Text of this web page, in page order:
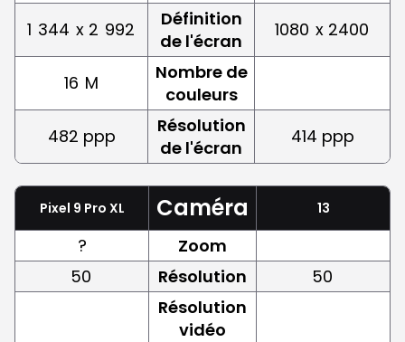
1 344 x 2 992
Définition
de l'écran
1080 x 2400
16 M
Nombre de
couleurs
482 ppp
Résolution
de l'écran
414 ppp
Pixel 9 Pro XL Caméra 13
?
Zoom
50
Résolution
50
Résolution
vidéo